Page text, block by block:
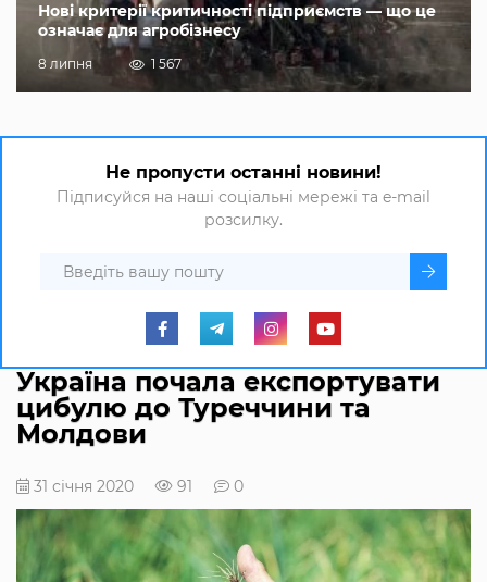
Нові критерії критичності підприємств — що це
означає для агробізнесу
8 липня 1 567
Не пропусти останні новини!
Підписуйся на наші соціальні мережі та e-mail
розсилку.
Україна почала експортувати
цибулю до Туреччини та
Молдови
31 січня 2020 91 0